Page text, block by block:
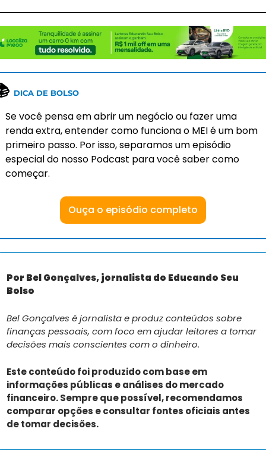
DICA DE BOLSO
Se você pensa em abrir um negócio ou fazer uma
renda extra, entender como funciona o MEI é um bom
primeiro passo. Por isso, separamos um episódio
especial do nosso Podcast para você saber como
começar.
Ouça o episódio completo
Por Bel Gonçalves, jornalista do Educando Seu
Bolso
Bel Gonçalves é jornalista e produz conteúdos sobre
finanças pessoais, com foco em ajudar leitores a tomar
decisões mais conscientes com o dinheiro.
Este conteúdo foi produzido com base em
informações públicas e análises do mercado
financeiro. Sempre que possível, recomendamos
comparar opções e consultar fontes oficiais antes
de tomar decisões.